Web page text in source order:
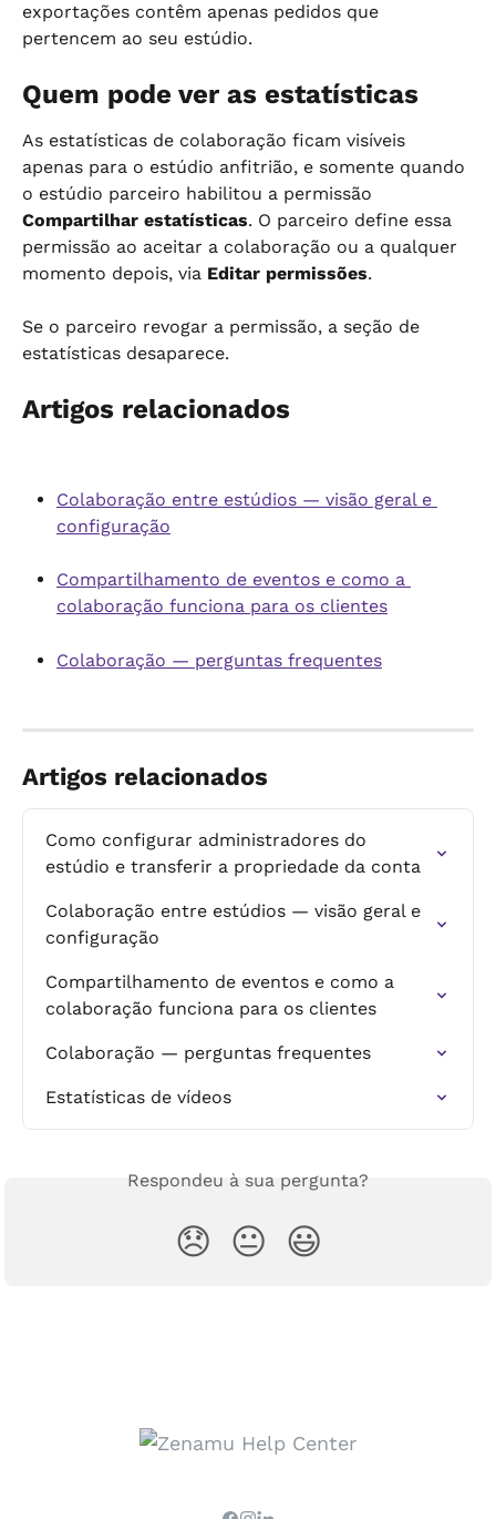
exportações contêm apenas pedidos que
pertencem ao seu estúdio.
Quem pode ver as estatísticas
As estatísticas de colaboração ficam visíveis
apenas para o estúdio anfitrião, e somente quando
o estúdio parceiro habilitou a permissão
Compartilhar estatísticas. O parceiro define essa
permissão ao aceitar a colaboração ou a qualquer
momento depois, via Editar permissões.
Se o parceiro revogar a permissão, a seção de
estatísticas desaparece.
Artigos relacionados
Colaboração entre estúdios — visão geral e
configuração
Compartilhamento de eventos e como a
colaboração funciona para os clientes
Colaboração — perguntas frequentes
Artigos relacionados
Como configurar administradores do
estúdio e transferir a propriedade da conta
Colaboração entre estúdios — visão geral e
configuração
Compartilhamento de eventos e como a
colaboração funciona para os clientes
Colaboração — perguntas frequentes
Estatísticas de vídeos
Respondeu à sua pergunta?
😞 😐 😃